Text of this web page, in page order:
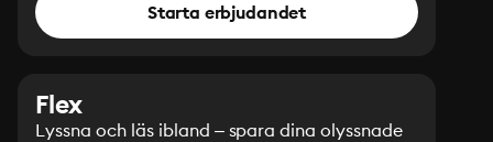
Starta erbjudandet
Flex
Lyssna och läs ibland – spara dina olyssnade